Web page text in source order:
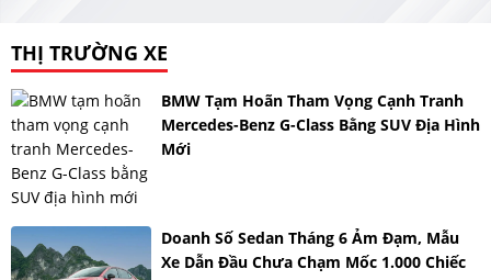
THỊ TRƯỜNG XE
BMW Tạm Hoãn Tham Vọng Cạnh Tranh
Mercedes-Benz G-Class Bằng SUV Địa Hình
Mới
Doanh Số Sedan Tháng 6 Ảm Đạm, Mẫu
Xe Dẫn Đầu Chưa Chạm Mốc 1.000 Chiếc